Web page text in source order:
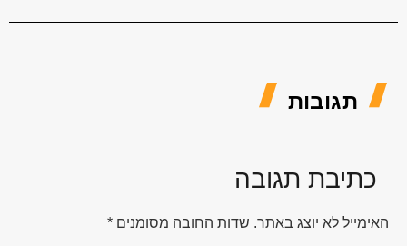
תגובות
כתיבת תגובה
לא יוצג באתר. שדות החובה מסומנים*